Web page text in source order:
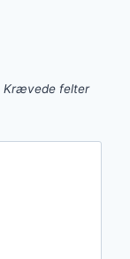
Krævede felter